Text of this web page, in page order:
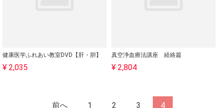
健康医学ふれあい教室DVD【肝・胆】
¥ 2,035
真空浄血療法講座 経絡篇
¥ 2,804
前へ 1 2 3 4